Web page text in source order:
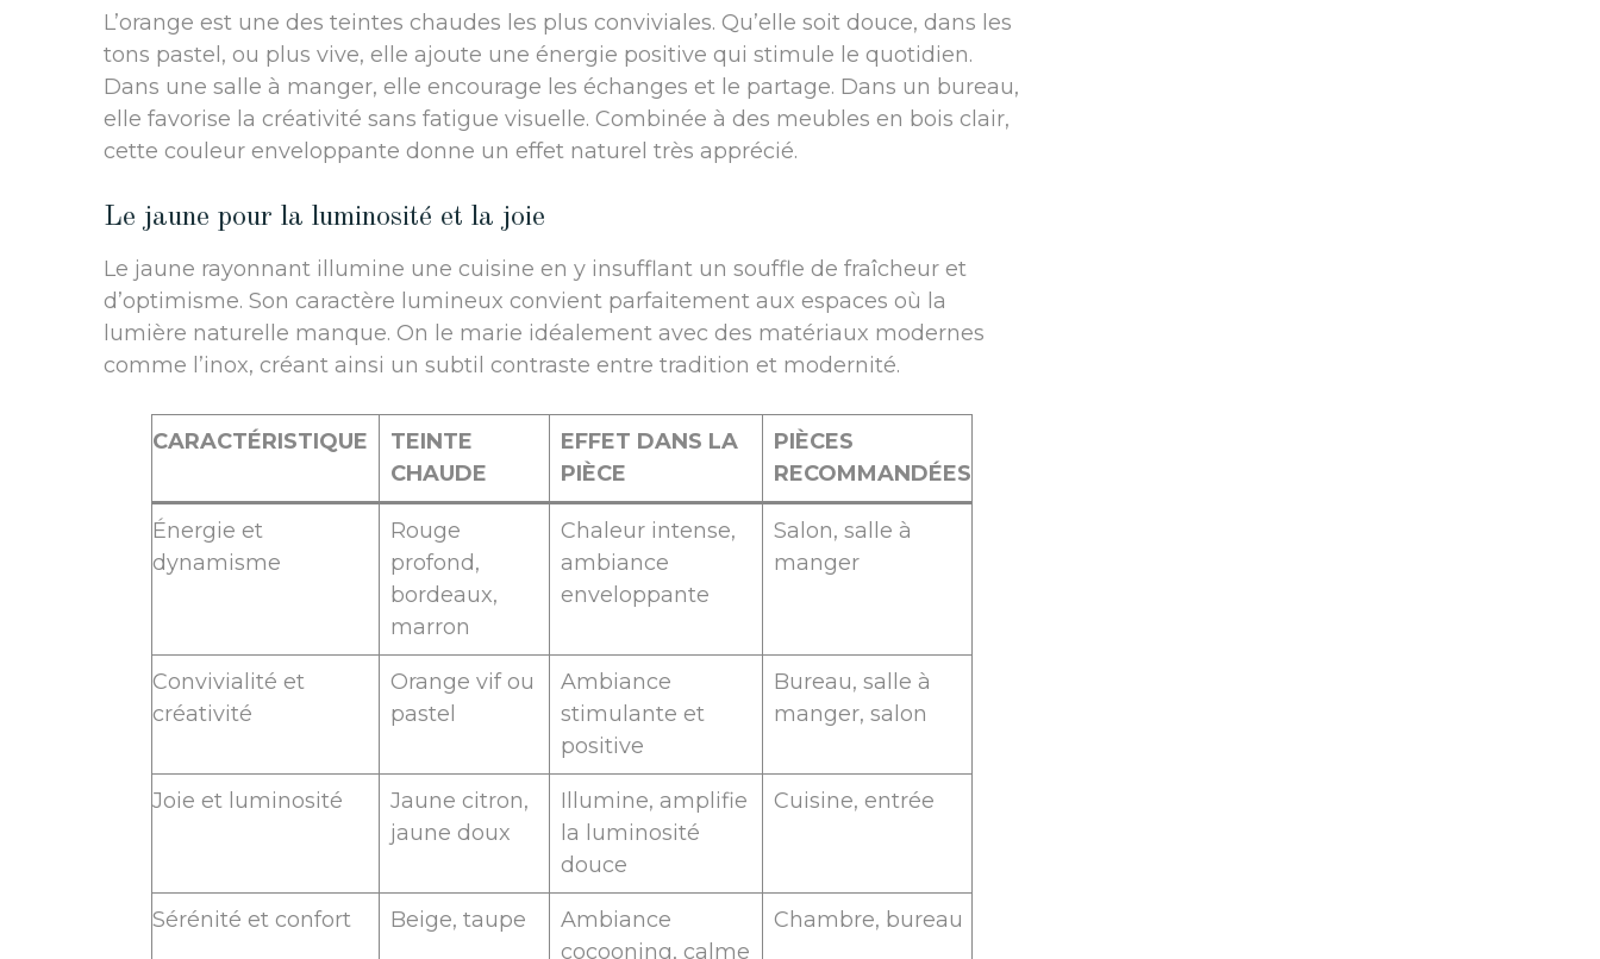
L’orange est une des teintes chaudes les plus conviviales. Qu’elle soit douce, dans les
tons pastel, ou plus vive, elle ajoute une énergie positive qui stimule le quotidien.
Dans une salle à manger, elle encourage les échanges et le partage. Dans un bureau,
elle favorise la créativité sans fatigue visuelle. Combinée à des meubles en bois clair,
cette couleur enveloppante donne un effet naturel très apprécié.
Le jaune pour la luminosité et la joie
Le jaune rayonnant illumine une cuisine en y insufflant un souffle de fraîcheur et
d’optimisme. Son caractère lumineux convient parfaitement aux espaces où la
lumière naturelle manque. On le marie idéalement avec des matériaux modernes
comme l’inox, créant ainsi un subtil contraste entre tradition et modernité.
CARACTÉRISTIQUE
TEINTE
CHAUDE
EFFET DANS LA
PIÈCE
PIÈCES
RECOMMANDÉES
Énergie et
dynamisme
Rouge
profond,
bordeaux,
marron
Chaleur intense,
ambiance
enveloppante
Salon, salle à
manger
Convivialité et
créativité
Orange vif ou
pastel
Ambiance
stimulante et
positive
Bureau, salle à
manger, salon
Joie et luminosité
Jaune citron,
jaune doux
Illumine, amplifie
la luminosité
douce
Cuisine, entrée
Sérénité et confort Beige, taupe
Ambiance
cocooning, calme
Chambre, bureau